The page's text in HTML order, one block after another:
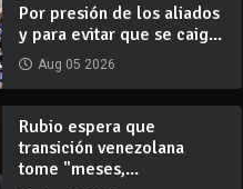
Por presión de los aliados
y para evitar que se caig...
Aug 05 2026
Rubio espera que
transición venezolana
tome "meses,...